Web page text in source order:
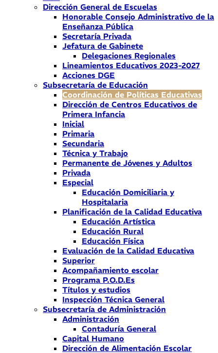
Dirección General de Escuelas
Honorable Consejo Administrativo de la
Enseñanza Pública
Secretaría Privada
Jefatura de Gabinete
Delegaciones Regionales
Lineamientos Educativos 2023-2027
Acciones DGE
Subsecretaría de Educación
Coordinación de Políticas Educativas
Dirección de Centros Educativos de
Primera Infancia
Inicial
Primaria
Secundaria
Técnica y Trabajo
Permanente de Jóvenes y Adultos
Privada
Especial
Educación Domiciliaria y
Hospitalaria
Planificación de la Calidad Educativa
Educación Artística
Educación Rural
Educación Física
Evaluación de la Calidad Educativa
Superior
Acompañamiento escolar
Programa P.O.D.Es
Títulos y estudios
Inspección Técnica General
Subsecretaría de Administración
Administración
Contaduría General
Capital Humano
Dirección de Alimentación Escolar